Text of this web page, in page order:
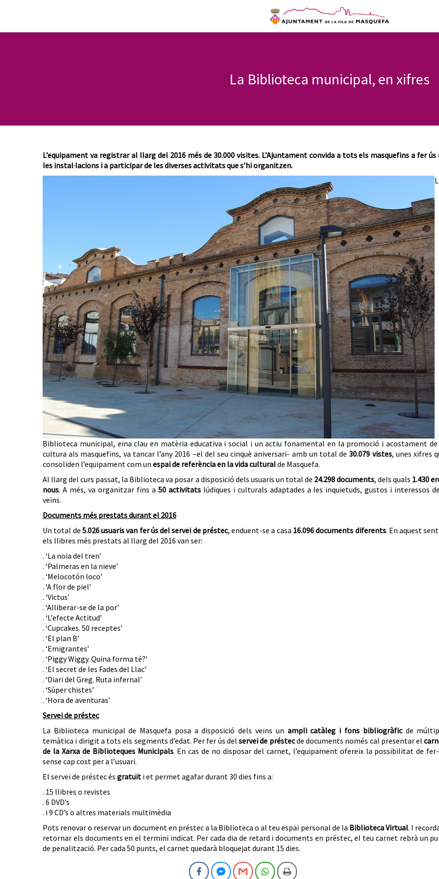
La Biblioteca municipal, en xifres
L’equipament va registrar al llarg del 2016 més de 30.000 visites. L’Ajuntament convida a tots els masquefins a fer ús
les instal·lacions i a participar de les diverses activitats que s’hi organitzen.
Biblioteca municipal, eina clau en matèria educativa i social i un actiu fonamental en la promoció i acostament de
cultura als masquefins, va tancar l’any 2016 –el del seu cinquè aniversari- amb un total de30.079 vistes, unes xifres
consoliden l’equipament com un espai de referència en la vida culturalde Masquefa.
Al llarg del curs passat, la Biblioteca va posar a disposició dels usuaris un total de 24.298 documents, dels quals 1.430
nous. A més, va organitzar fins a 50 activitatslúdiques i culturals adaptades a les inquietuds, gustos i interessos
veïns.
Documents més prestats durant el 2016
Un total de 5.026 usuaris van fer ús del servei de préstec, enduent-se a casa 16.096 documents diferents. En aquest
els llibres més prestats al llarg del 2016 van ser:
. ‘La noia del tren’
. ‘Palmeras en la nieve’
. ‘Melocotón loco’
. ‘A flor de piel’
. ‘Victus’
. ‘Alliberar-se de la por’
. ‘L’efecte Actitud’
. ‘Cupcakes. 50 receptes’
. ‘El plan B’
. ‘Emigrantes’
. ‘Piggy Wiggy. Quina forma té?’
. ‘El secret de les Fades del Llac’
. ‘Diari del Greg. Ruta infernal’
. ‘Súper chistes’
. ‘Hora de aventuras’
Servei de préstec
La Biblioteca municipal de Masquefa posa a disposició dels veïns un ampli catàleg i fons bibliogràfic de
temàtica i dirigit a tots els segments d’edat. Per fer ús delservei de préstecde documents només cal presentar el
de la Xarxa de Biblioteques Municipals. En cas de no disposar del carnet, l’equipament ofereix la possibilitat de
sense cap cost per a l’usuari.
El servei de préstec és gratuït i et permet agafar durant 30 dies fins a:
. 15 llibres o revistes
. 6 DVD’s
. i 9 CD’s o altres materials multimèdia
Pots renovar o reservar un document en préstec a la Biblioteca o al teu espai personal de la Biblioteca Virtual. I
retornar els documents en el termini indicat. Per cada dia de retard i documents en préstec, el teu carnet rebrà un
de penalització. Per cada 50 punts, el carnet quedarà bloquejat durant 15 dies.
FacebookFacebook Messenger
Gmail WhatsAppImprimeix